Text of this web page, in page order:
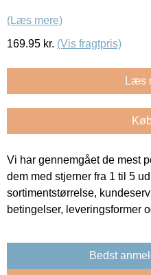
(Læs mere)
169.95 kr. (Vis fragtpris)
Læs
Vi har gennemgået de mest
dem med stjerner fra 1 til 5
sortimentstørrelse,
betingelser, leveringsformer
Bedst